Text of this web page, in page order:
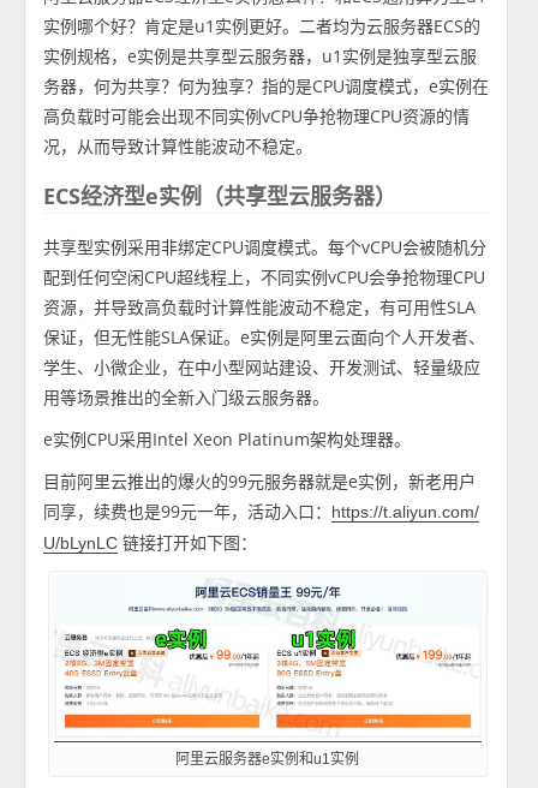
实例哪个好？肯定是u1实例更好。二者均为云服务器ECS的
实例规格，e实例是共享型云服务器，u1实例是独享型云服
务器，何为共享？何为独享？指的是CPU调度模式，e实例在
高负载时可能会出现不同实例vCPU争抢物理CPU资源的情
况，从而导致计算性能波动不稳定。
ECS经济型e实例（共享型云服务器）
共享型实例采用非绑定CPU调度模式。每个vCPU会被随机分
配到任何空闲CPU超线程上，不同实例vCPU会争抢物理CPU
资源，并导致高负载时计算性能波动不稳定，有可用性SLA
保证，但无性能SLA保证。e实例是阿里云面向个人开发者、
学生、小微企业，在中小型网站建设、开发测试、轻量级应
用等场景推出的全新入门级云服务器。
e实例CPU采用Intel Xeon Platinum架构处理器。
目前阿里云推出的爆火的99元服务器就是e实例，新老用户
同享，续费也是99元一年，活动入口：
https://t.aliyun.com/
U/bLynLC 链接打开如下图：
阿里云服务器e实例和u1实例